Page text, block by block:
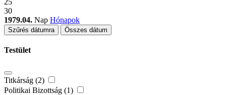
25
30
1979.04. Nap Hónapok
Szűrés dátumra Összes dátum
Testület
Titkárság (2)
Politikai Bizottság (1)